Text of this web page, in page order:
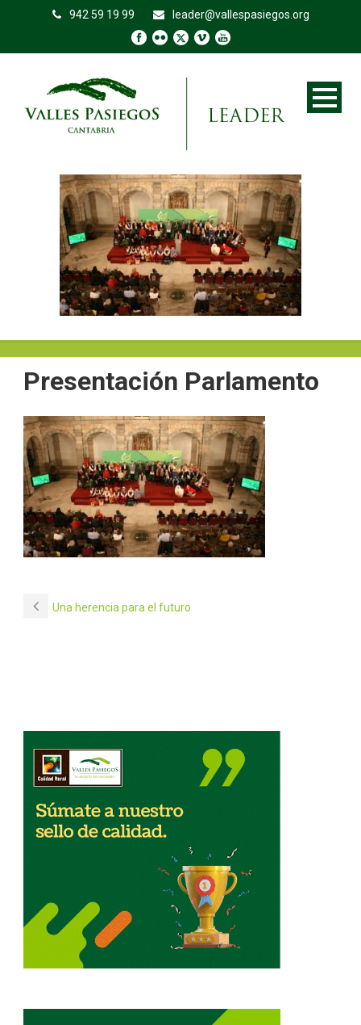
942 59 19 99 leader@vallespasiegos.org
Presentación Parlamento
Una herencia para el futuro